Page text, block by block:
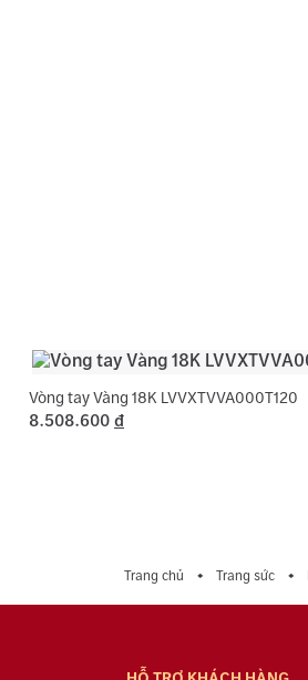
Vòng tay Vàng 18K LVVXTVVA000T120
8.508.600 đ
Trang chủ Trang sức